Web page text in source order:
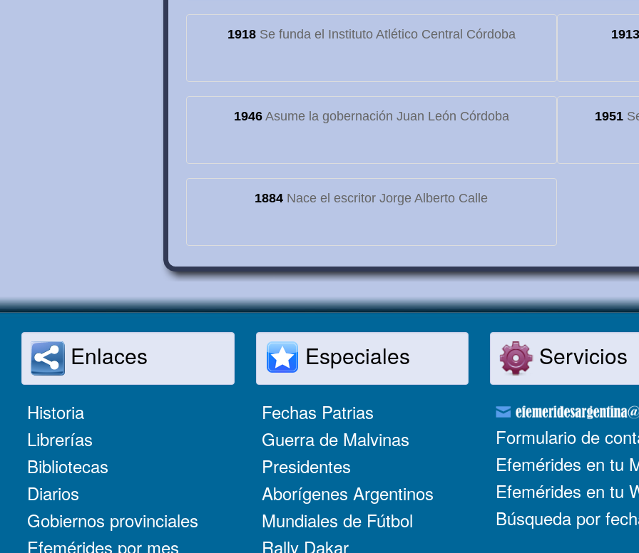
1918Se funda el Instituto Atlético Central Córdoba 1913
1946Asume la gobernación Juan León Córdoba 1951
1884 Nace el escritor Jorge Alberto Calle
Enlaces
Historia
Librerías
Bibliotecas
Diarios
Gobiernos provinciales
Efemérides por mes
Especiales
Fechas Patrias
Guerra de Malvinas
Presidentes
Aborígenes Argentinos
Mundiales de Fútbol
Rally Dakar
Servicios
Formulario de
Efemérides en tu
Efemérides en tu
Búsqueda por